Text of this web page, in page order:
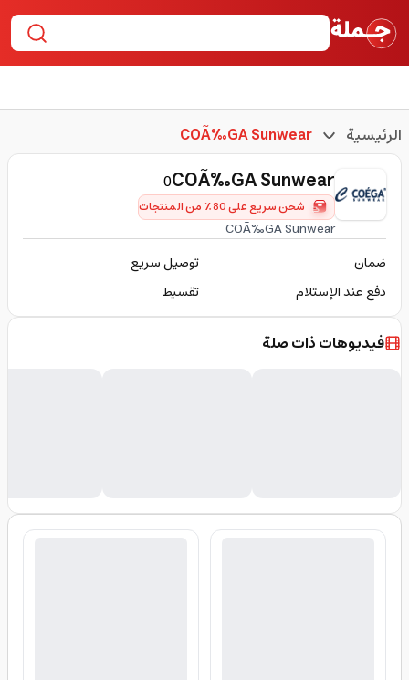
الرئيسية COÃ‰GA Sunwear
COÃ‰GA Sunwear
0
شحن سريع على 80٪ من المنتجات
COÃ‰GA Sunwear
ضمان
توصيل سريع
دفع عند الإستلام
تقسيط
فيديوهات ذات صلة